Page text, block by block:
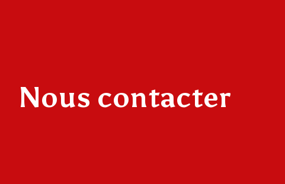
Nous contacter